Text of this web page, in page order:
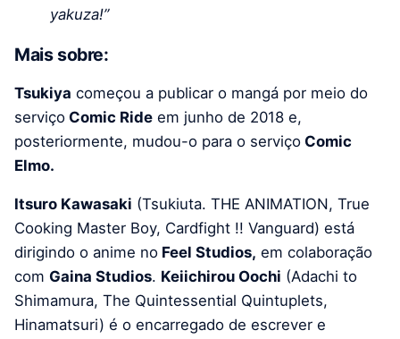
yakuza!”
Mais sobre:
Tsukiya começou a publicar o mangá por meio do
serviço Comic Ride em junho de 2018 e,
posteriormente, mudou-o para o serviço Comic
Elmo.
Itsuro Kawasaki (Tsukiuta. THE ANIMATION, True
Cooking Master Boy, Cardfight !! Vanguard) está
dirigindo o anime no Feel Studios, em colaboração
com Gaina Studios. Keiichirou Oochi (Adachi to
Shimamura, The Quintessential Quintuplets,
Hinamatsuri) é o encarregado de escrever e